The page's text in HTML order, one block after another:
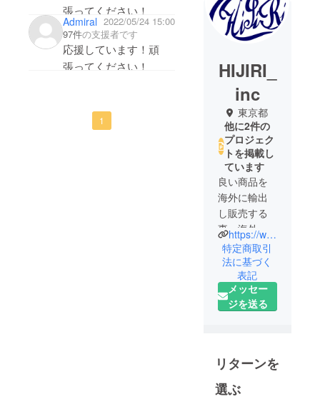
張ってください！
Admiral 2022/05/24 15:00
97件の支援者です
応援しています！頑
張ってください！
1
HIJIRI_
inc
東京都
他に2件の
プロジェク
トを掲載し
ています
良い商品を
海外に輸出
し販売する
事、海外か
ら良い商品
を輸入し、
日本で販売
する事を目
的としてこ
ディングに
て皆様の御
協力を頂き
https://www.hijiri-inc.com/
特定商取引
法に基づく
表記
メッセー
ジを送る
リターンを
選ぶ